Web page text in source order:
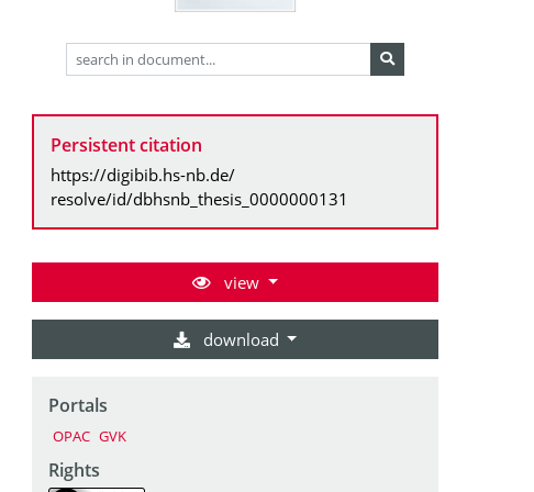
Persistent citation
https://digibib.hs-nb.de/
resolve/id/dbhsnb_thesis_0000000131
view
download
Portals
OPAC GVK
Rights